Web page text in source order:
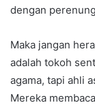
dengan
Maka jangan
adalah tokoh
agama, tapi ahli
Mereka